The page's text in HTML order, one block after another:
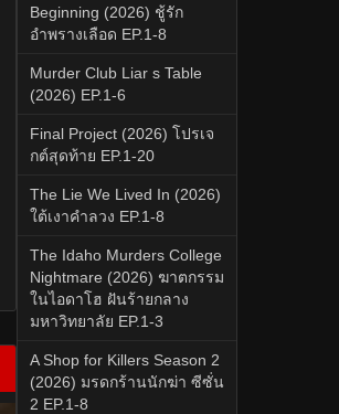
Beginning (2026) ชู้รัก
อำพรางเลือด EP.1-8
Murder Club Liar s Table
(2026) EP.1-6
Final Project (2026) โปรเจ
กต์สุดท้าย EP.1-20
The Lie We Lived In (2026)
ใต้เงาคำลวง EP.1-8
The Idaho Murders College
Nightmare (2026) ฆาตกรรม
ในไอดาโฮ ฝันร้ายกลาง
มหาวิทยาลัย EP.1-3
A Shop for Killers Season 2
(2026) มรดกร้านนักฆ่า ซีซั่น
2 EP.1-8